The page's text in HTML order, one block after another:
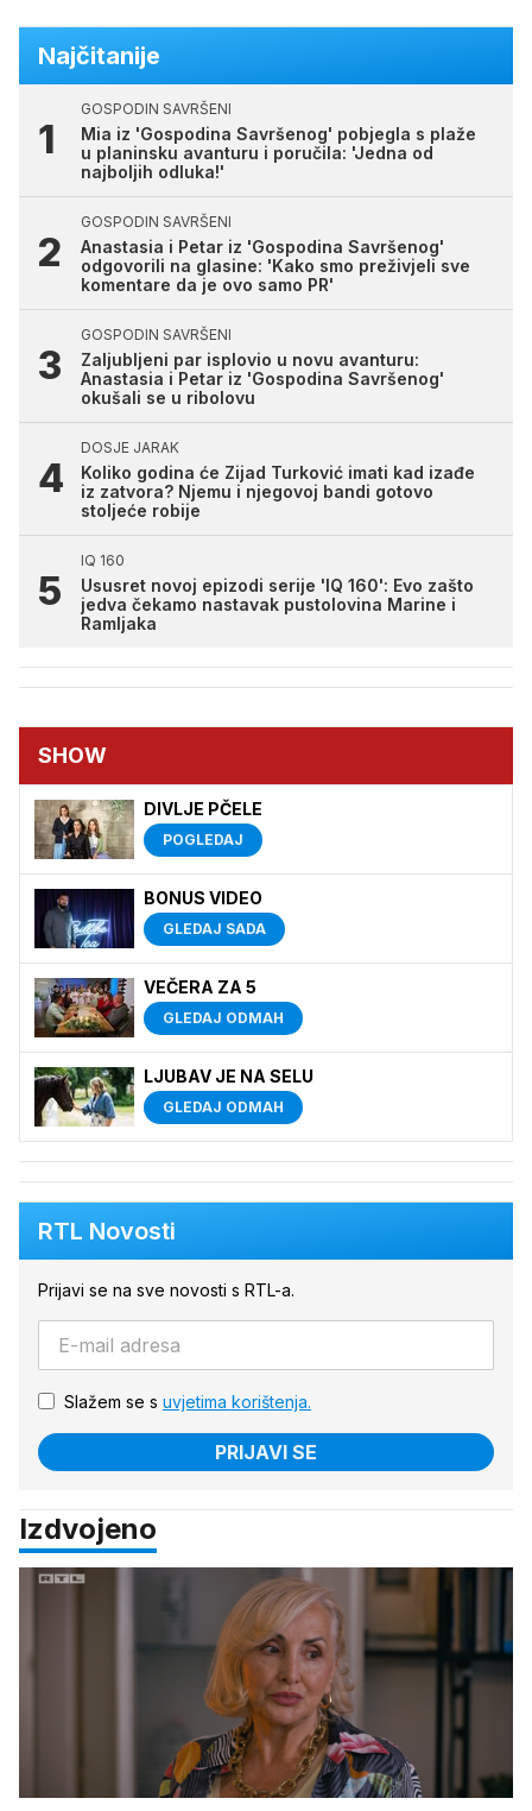
Najčitanije
GOSPODIN SAVRŠENI
Mia iz 'Gospodina Savršenog' pobjegla s plaže
u planinsku avanturu i poručila: 'Jedna od
najboljih odluka!'
GOSPODIN SAVRŠENI
Anastasia i Petar iz 'Gospodina Savršenog'
odgovorili na glasine: 'Kako smo preživjeli sve
komentare da je ovo samo PR'
GOSPODIN SAVRŠENI
Zaljubljeni par isplovio u novu avanturu:
Anastasia i Petar iz 'Gospodina Savršenog'
okušali se u ribolovu
DOSJE JARAK
Koliko godina će Zijad Turković imati kad izađe
iz zatvora? Njemu i njegovoj bandi gotovo
stoljeće robije
IQ 160
Ususret novoj epizodi serije 'IQ 160': Evo zašto
jedva čekamo nastavak pustolovina Marine i
Ramljaka
SHOW
DIVLJE PČELE
POGLEDAJ
BONUS VIDEO
GLEDAJ SADA
VEČERA ZA 5
GLEDAJ ODMAH
LJUBAV JE NA SELU
GLEDAJ ODMAH
RTL Novosti
Prijavi se na sve novosti s RTL-a.
Slažem se s uvjetima korištenja.
PRIJAVI SE
Izdvojeno